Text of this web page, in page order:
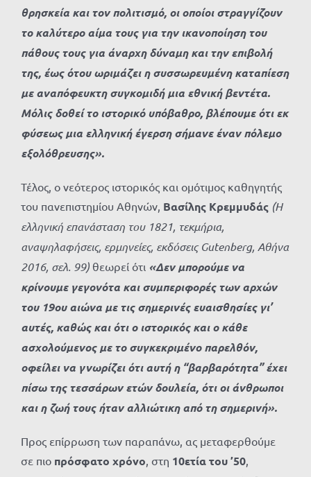
θρησκεία και τον πολιτισμό, οι οποίοι στραγγίζουν
το καλύτερο αίμα τους για την ικανοποίηση του
πάθους τους για άναρχη δύναμη και την επιβολή
της, έως ότου ωριμάζει η συσσωρευμένη καταπίεση
με αναπόφευκτη συγκομιδή μια εθνική βεντέτα.
Μόλις δοθεί το ιστορικό υπόβαθρο, βλέπουμε ότι εκ
φύσεως μια ελληνική έγερση σήμανε έναν πόλεμο
εξολόθρευσης».
Τέλος, ο νεότερος ιστορικός και ομότιμος καθηγητής
του πανεπιστημίου Αθηνών, Βασίλης Κρεμμυδάς (Η
ελληνική επανάσταση του 1821, τεκμήρια,
αναψηλαφήσεις, ερμηνείες, εκδόσεις Gutenberg, Αθήνα
2016, σελ. 99) θεωρεί ότι «Δεν μπορούμε να
κρίνουμε γεγονότα και συμπεριφορές των αρχών
του 19ου αιώνα με τις σημερινές ευαισθησίες γι’
αυτές, καθώς και ότι ο ιστορικός και ο κάθε
ασχολούμενος με το συγκεκριμένο παρελθόν,
οφείλει να γνωρίζει ότι αυτή η “βαρβαρότητα” έχει
πίσω της τεσσάρων ετών δουλεία, ότι οι άνθρωποι
και η ζωή τους ήταν αλλιώτικη από τη σημερινή».
Προς επίρρωση των παραπάνω, ας μεταφερθούμε
σε πιο πρόσφατο χρόνο, στη 10ετία του ’50,